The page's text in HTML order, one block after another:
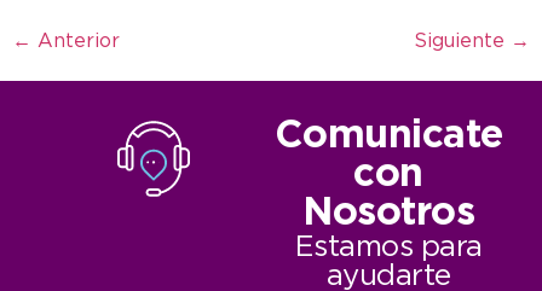
← Anterior Siguiente →
Comunicate
con
Nosotros
Estamos para
ayudarte